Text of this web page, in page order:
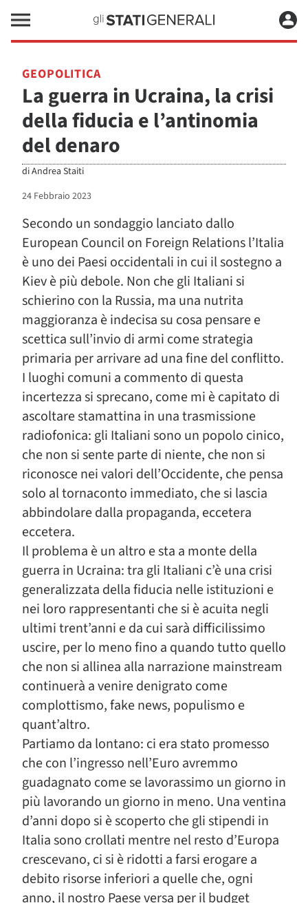
GEOPOLITICA
La guerra in Ucraina, la crisi
della fiducia e l’antinomia
del denaro
diAndrea Staiti
24 Febbraio 2023
Secondo un sondaggio lanciato dallo
European Council on Foreign Relations l’Italia
è uno dei Paesi occidentali in cui il sostegno a
Kiev è più debole. Non che gli Italiani si
schierino con la Russia, ma una nutrita
maggioranza è indecisa su cosa pensare e
scettica sull’invio di armi come strategia
primaria per arrivare ad una fine del conflitto.
I luoghi comuni a commento di questa
incertezza si sprecano, come mi è capitato di
ascoltare stamattina in una trasmissione
radiofonica: gli Italiani sono un popolo cinico,
che non si sente parte di niente, che non si
riconosce nei valori dell’Occidente, che pensa
solo al tornaconto immediato, che si lascia
abbindolare dalla propaganda, eccetera
eccetera.
Il problema è un altro e sta a monte della
guerra in Ucraina: tra gli Italiani c’è una crisi
generalizzata della fiducia nelle istituzioni e
nei loro rappresentanti che si è acuita negli
ultimi trent’anni e da cui sarà difficilissimo
uscire, per lo meno fino a quando tutto quello
che non si allinea alla narrazione mainstream
continuerà a venire denigrato come
complottismo, fake news, populismo e
quant’altro.
Partiamo da lontano: ci era stato promesso
che con l’ingresso nell’Euro avremmo
guadagnato come se lavorassimo un giorno in
più lavorando un giorno in meno. Una ventina
d’anni dopo si è scoperto che gli stipendi in
Italia sono crollati mentre nel resto d’Europa
crescevano, ci si è ridotti a farsi erogare a
debito risorse inferiori a quelle che, ogni
anno, il nostro Paese versa per il budget